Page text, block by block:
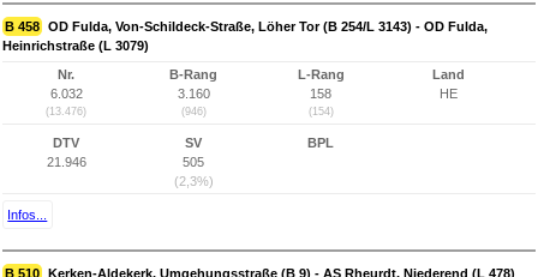
B 458 OD Fulda, Von-Schildeck-Straße, Löher Tor (B 254/L 3143) - OD Fulda,
Heinrichstraße (L 3079)
Nr.
6.032
(13.476)
B-Rang
3.160
(946)
L-Rang
158
(154)
Land
HE
DTV
21.946
SV
505
(2,3%)
BPL
Infos...
B 510 Kerken-Aldekerk, Umgehungsstraße (B 9) - AS Rheurdt, Niederend (L 478)